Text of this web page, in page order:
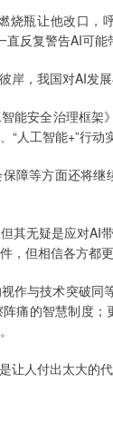
瓶让他改口，
反复警告AI可
，我国对AI发
能安全治理框
人工智能+”行
障等方面还将
其无疑是应对AI
，但相信各方
作与技术突破同
痛的智慧制度
让人付出太大的代